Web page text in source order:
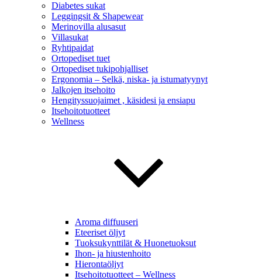
Diabetes sukat
Leggingsit & Shapewear
Merinovilla alusasut
Villasukat
Ryhtipaidat
Ortopediset tuet
Ortopediset tukipohjalliset
Ergonomia – Selkä, niska- ja istumatyynyt
Jalkojen itsehoito
Hengityssuojaimet , käsidesi ja ensiapu
Itsehoitotuotteet
Wellness
Aroma diffuuseri
Eteeriset öljyt
Tuoksukynttilät & Huonetuoksut
Ihon- ja hiustenhoito
Hierontaöljyt
Itsehoitotuotteet – Wellness